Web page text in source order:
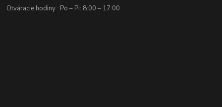
Otváracie hodiny : Po – Pi: 8:00 – 17:00